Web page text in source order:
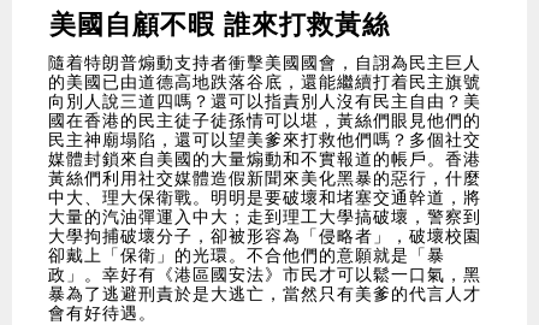
美國自顧不暇 誰來打救黃絲
隨着特朗普煽動支持者衝擊美國國會，自詡為民主巨人
的美國已由道德高地跌落谷底，還能繼續打着民主旗號
向別人說三道四嗎？還可以指責別人沒有民主自由？美
國在香港的民主徒子徒孫情可以堪，黃絲們眼見他們的
民主神廟塌陷，還可以望美爹來打救他們嗎？多個社交
媒體封鎖來自美國的大量煽動和不實報道的帳戶。香港
黃絲們利用社交媒體造假新聞來美化黑暴的惡行，什麼
中大、理大保衛戰。明明是要破壞和堵塞交通幹道，將
大量的汽油彈運入中大；走到理工大學搞破壞，警察到
大學拘捕破壞分子，卻被形容為「侵略者」，破壞校園
卻戴上「保衛」的光環。不合他們的意願就是「暴
政」。幸好有《港區國安法》市民才可以鬆一口氣，黑
暴為了逃避刑責於是大逃亡，當然只有美爹的代言人才
會有好待遇。